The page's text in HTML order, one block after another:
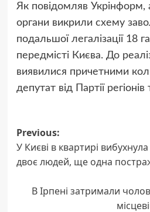
Як повідомляв Укрінформ,
органи викрили схему
подальшої легалізації 18
передмісті Києва. До
виявилися причетними
депутат від Партії
Post
navigation
Previous:
У Києві в квартирі
двоє людей, ще одна
В Ірпені затримали